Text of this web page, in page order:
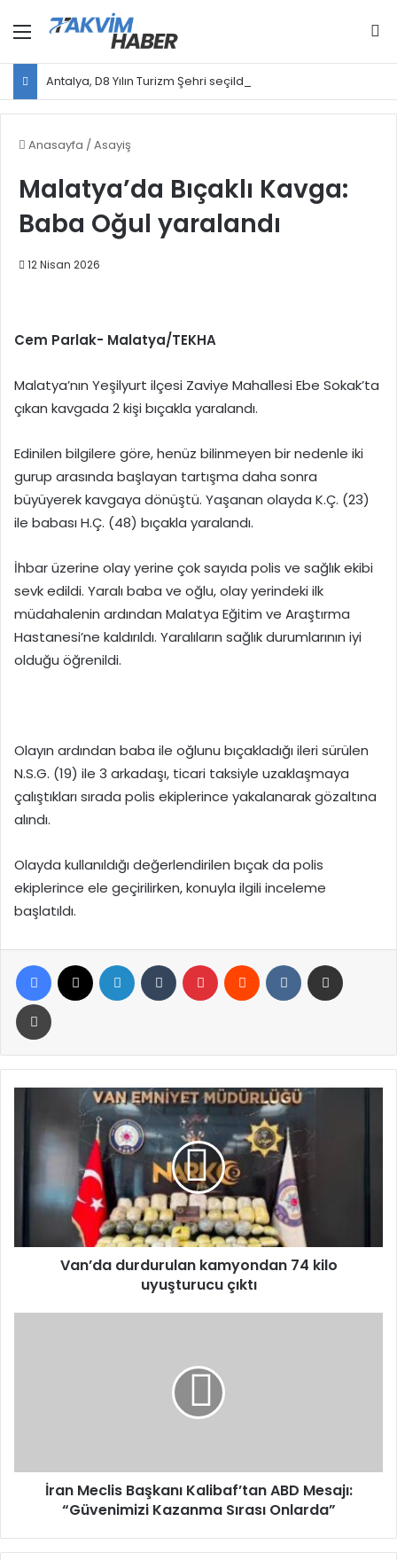
Menü
Antalya, D8 Yılın Turizm Şehri seçildi
Anasayfa / Asayiş
Malatya’da Bıçaklı Kavga:
Baba Oğul yaralandı
12 Nisan 2026
Cem Parlak- Malatya/TEKHA
Malatya’nın Yeşilyurt ilçesi Zaviye Mahallesi Ebe Sokak’ta
çıkan kavgada 2 kişi bıçakla yaralandı.
Edinilen bilgilere göre, henüz bilinmeyen bir nedenle iki
gurup arasında başlayan tartışma daha sonra
büyüyerek kavgaya dönüştü. Yaşanan olayda K.Ç. (23)
ile babası H.Ç. (48) bıçakla yaralandı.
İhbar üzerine olay yerine çok sayıda polis ve sağlık ekibi
sevk edildi. Yaralı baba ve oğlu, olay yerindeki ilk
müdahalenin ardından Malatya Eğitim ve Araştırma
Hastanesi’ne kaldırıldı. Yaralıların sağlık durumlarının iyi
olduğu öğrenildi.
Olayın ardından baba ile oğlunu bıçakladığı ileri sürülen
N.S.G. (19) ile 3 arkadaşı, ticari taksiyle uzaklaşmaya
çalıştıkları sırada polis ekiplerince yakalanarak gözaltına
alındı.
Olayda kullanıldığı değerlendirilen bıçak da polis
ekiplerince ele geçirilirken, konuyla ilgili inceleme
başlatıldı.
Facebook LinkedIn Tumblr Pinterest Reddit VKontakte
Yazdır
kamyondan
uyuşturucu
çıktı
Van’da durdurulan kamyondan 74 kilo
uyuşturucu çıktı
Sırası
Onlarda”İran Meclis Başkanı Kalibaf’tan ABD Mesajı:
“Güvenimizi Kazanma Sırası Onlarda”